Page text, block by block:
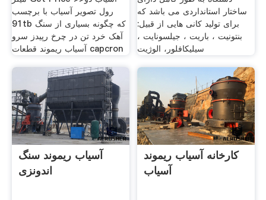
رول تصویر آسیاب با برچسب
91tb که چگونه بسیاری از سنگ
آهک خرد تن در چرخ رپیدز سرو
آسیاب ریموند قطعات capcron
ساختار استانداردی می باشد که
برای تولید کانی هایی از قبیل:
بنتونیت ، باریت ، جیلسونایت ،
سیلیکافلور، الوژیت
آسیاب ریموند سنگ
اندونزی
کارخانه آسیاب ریموند
آسیاب